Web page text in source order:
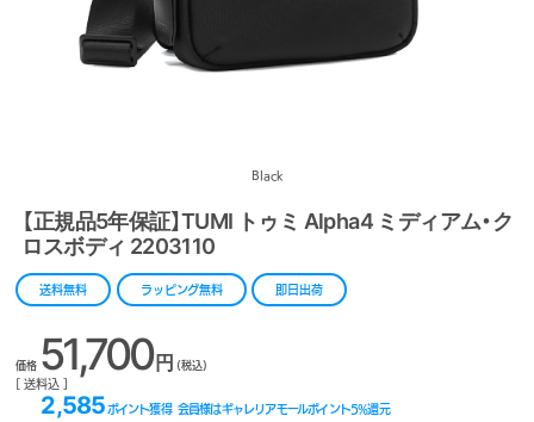
Black
【正規品5年保証】TUMI トゥミ Alpha4 ミディアム・ク
ロスボディ 2203110
送料無料 ラッピング無料 即日出荷
価格 51,700円 (税込)
[ 送料込 ]
2,585 ポイント獲得 会員様はギャレリアモールポイント5%還元